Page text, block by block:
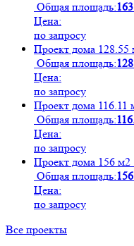
Общая площадь:
Цена:
по запросу
Проект дома 128.55
Общая площадь:
Цена:
по запросу
Проект дома 116.11
Общая площадь:
Цена:
по запросу
Проект дома 156 м2
Общая площадь:
Цена:
по запросу
Все проекты